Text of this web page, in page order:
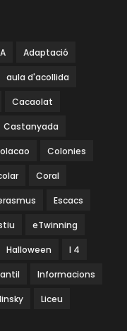
Adaptació
aula d'acollida
Cacaolat
Castanyada
Colonies
Coral
Escacs
eTwinning
Halloween I 4
Informacions
Liceu